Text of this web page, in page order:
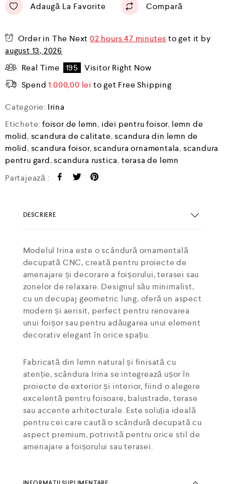
Adaugă La Favorite Compară
Order in The Next02 hours 47 minutes to get it by
august 13, 2026
Real Time
195
Visitor Right Now
Spend1.000,00 lei to get Free Shipping
Categorie: Irina
Etichete:foisor de lemn, idei pentru foisor, lemn de
molid, scandura de calitate,scandura din lemn de
molid, scandura foisor,scandura ornamentala, scandura
pentru gard,scandura rustica, terasa de lemn
Partajează :
DESCRIERE
Modelul Irina este o scândură ornamentală
decupată CNC, creată pentru proiecte de
amenajare și decorare a foișorului, terasei sau
zonelor de relaxare. Designul său minimalist,
cu un decupaj geometric lung, oferă un aspect
modern și aerisit, perfect pentru renovarea
unui foișor sau pentru adăugarea unui element
decorativ elegant în orice spațiu.
Fabricată din lemn natural și finisată cu
atenție, scândura Irina se integrează ușor în
proiecte de exterior și interior, fiind o alegere
excelentă pentru foisoare, balustrade, terase
sau accente arhitecturale. Este soluția ideală
pentru cei care caută o scândură decupată cu
aspect premium, potrivită pentru orice stil de
amenajare a foișorului sau terasei.